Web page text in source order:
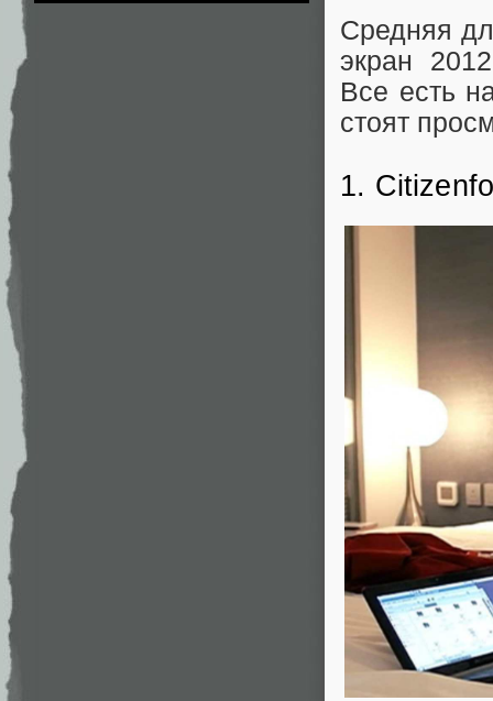
Средняя
экран
Все есть
стоят
1.